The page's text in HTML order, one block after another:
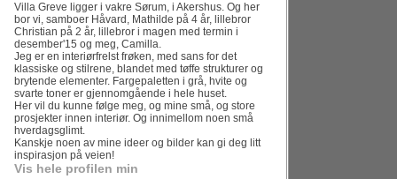
Villa Greve ligger i vakre Sørum, i Akershus. Og her
bor vi, samboer Håvard, Mathilde på 4 år, lillebror
Christian på 2 år, lillebror i magen med termin i
desember'15 og meg, Camilla.
Jeg er en interiørfrelst frøken, med sans for det
klassiske og stilrene, blandet med tøffe strukturer og
brytende elementer. Fargepaletten i grå, hvite og
svarte toner er gjennomgående i hele huset.
Her vil du kunne følge meg, og mine små, og store
prosjekter innen interiør. Og innimellom noen små
hverdagsglimt.
Kanskje noen av mine ideer og bilder kan gi deg litt
inspirasjon på veien!
Vis hele profilen min